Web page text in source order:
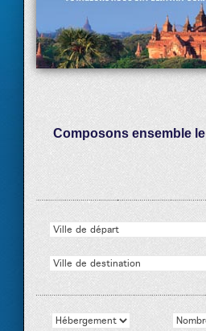
Composons ensemble